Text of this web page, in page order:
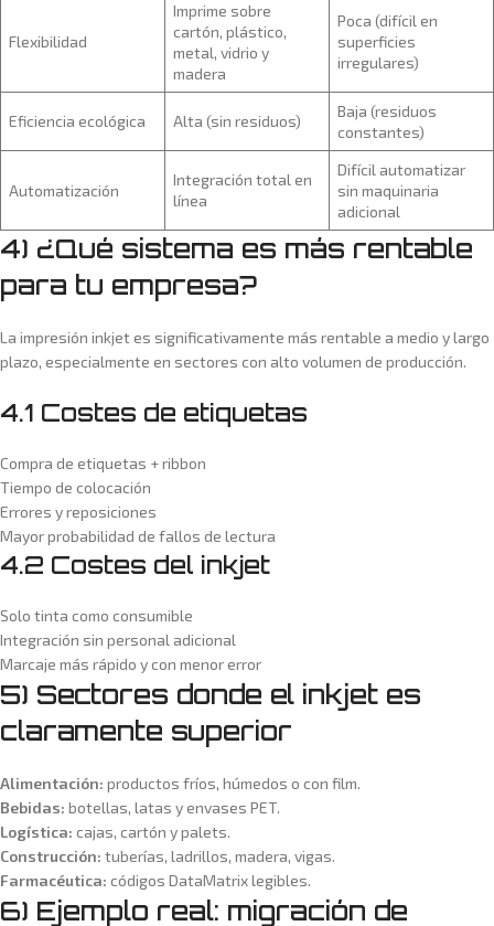
Flexibilidad
Imprime sobre
cartón, plástico,
metal, vidrio y
madera
Poca (difícil en
superficies
irregulares)
Eficiencia ecológica Alta (sin residuos)
Baja (residuos
constantes)
Automatización
Integración total en
línea
Difícil automatizar
sin maquinaria
adicional
4) ¿Qué sistema es más rentable
para tu empresa?
La impresión inkjet es significativamente más rentable a medio y largo
plazo, especialmente en sectores con alto volumen de producción.
4.1 Costes de etiquetas
Compra de etiquetas + ribbon
Tiempo de colocación
Errores y reposiciones
Mayor probabilidad de fallos de lectura
4.2 Costes del inkjet
Solo tinta como consumible
Integración sin personal adicional
Marcaje más rápido y con menor error
5) Sectores donde el inkjet es
claramente superior
Alimentación: productos fríos, húmedos o con film.
Bebidas: botellas, latas y envases PET.
Logística: cajas, cartón y palets.
Construcción: tuberías, ladrillos, madera, vigas.
Farmacéutica: códigos DataMatrix legibles.
6) Ejemplo real: migración de